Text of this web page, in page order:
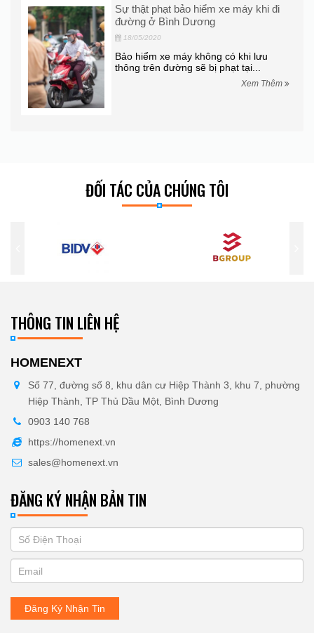
Sự thật phạt bảo hiểm xe máy khi đi
đường ở Bình Dương
18/05/2020
Bảo hiểm xe máy không có khi lưu
thông trên đường sẽ bị phạt tại...
Xem Thêm
ĐỐI TÁC CỦA CHÚNG TÔI
THÔNG TIN LIÊN HỆ
HOMENEXT
Số 77, đường số 8, khu dân cư Hiệp Thành 3, khu 7, phường
Hiệp Thành, TP Thủ Dầu Một, Bình Dương
0903 140 768
https://homenext.vn
sales@homenext.vn
ĐĂNG KÝ NHẬN BẢN TIN
ĐĂNG
KÝ
NHẬN
BẢN
you
are
human,
leave
this
Đăng Ký Nhận Tin